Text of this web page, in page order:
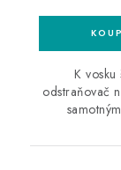
K vosku
odstraňovač